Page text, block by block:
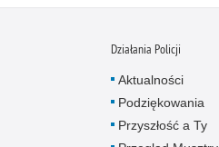
Działania Policji
Aktualności
Podziękowania
Przyszłość a Ty